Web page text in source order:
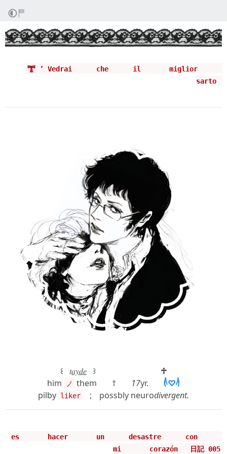
𖣁 ’ Vedrai ͏͏͏ ͏͏͏ ͏͏͏ ͏͏͏ ͏͏͏ ͏͏͏che ͏͏͏ ͏͏͏ ͏͏͏ ͏͏͏ ͏͏͏ ͏͏͏il ͏͏͏ ͏͏͏ ͏͏͏ ͏͏͏ ͏͏͏ ͏͏͏ miglior ͏͏͏ ͏͏͏ ͏͏͏ ͏͏͏ ͏͏͏ ͏͏͏
sarto ͏͏͏
꒰ ͏͏͏ ͏͏͏ ͏͏͏𝑡𝑎𝑦𝑑𝑒 ͏͏͏ ͏͏͏ ͏͏͏꒱ ͏͏͏ ͏͏͏ ͏͏͏ ͏͏͏ ͏͏͏ ͏͏͏ ͏͏͏ᅠᅠᅠᅠ ͏͏͏ ͏͏͏ ͏͏͏ ͏͏͏ ͏͏͏ ͏͏͏ ͏͏͏ ͏͏͏ ͏͏͏ ͏͏͏ ♱
him
ノ themᅠᅠ†ᅠᅠ 17yr.ᅠᅠ 𓌹♡𓌺
pilby liker ᅠ;ᅠpossbly neurodivergent.
es ͏͏͏ ͏͏͏ ͏͏͏ ͏͏͏ ͏͏͏ ͏͏͏ hacer ͏͏͏ ͏͏͏ ͏͏͏ ͏͏͏ ͏͏͏ ͏͏͏ un ͏͏͏ ͏͏͏ ͏͏͏ ͏͏͏ ͏͏͏ ͏͏͏desastre ͏͏͏ ͏͏͏ ͏͏͏ ͏͏͏ ͏͏͏ ͏͏͏con ͏͏͏ ͏͏͏ ͏͏͏ ͏͏͏ ͏͏͏ ͏͏͏
mi ͏͏͏ ͏͏͏ ͏͏͏ ͏͏͏ ͏͏͏ ͏͏͏ corazón ͏͏͏ ͏͏͏ ͏͏͏日記 005